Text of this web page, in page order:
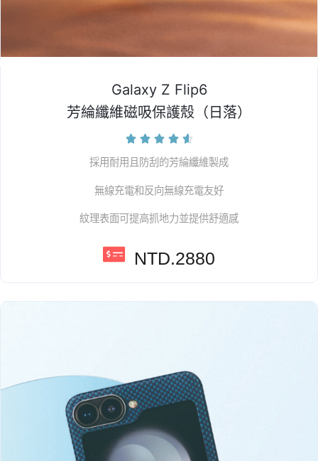
Galaxy Z Flip6
芳綸纖維磁吸保護殼（日落）
    
採用耐用且防刮的芳綸纖維製成
無線充電和反向無線充電友好
紋理表面可提高抓地力並提供舒適感
NTD.2880